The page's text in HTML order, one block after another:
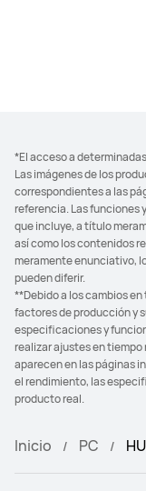
*El acceso a
Las imágenes de los
correspondientes a las
referencia. Las funciones
que incluye, a título
así como los contenidos
meramente enunciativo,
pueden diferir.
**Debido a los cambios
factores de producción y
especificaciones y
realizar ajustes en
aparecen en las páginas
el rendimiento, las
producto real.
Inicio PC